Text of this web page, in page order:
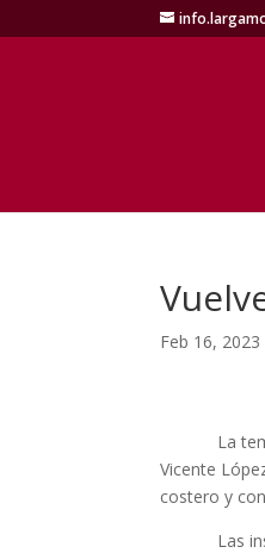
Feb 16, 2023
La
Vicente
costero y
Las